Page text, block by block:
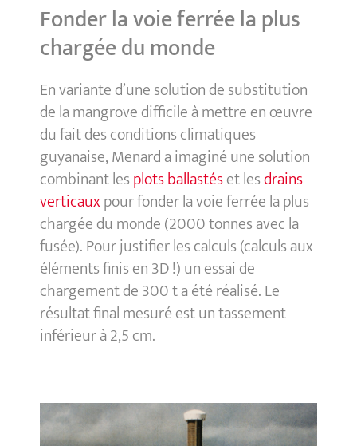
Fonder la voie ferrée la plus
chargée du monde
En variante d’une solution de substitution
de la mangrove difficile à mettre en œuvre
du fait des conditions climatiques
guyanaise, Menard a imaginé une solution
combinant lesplots ballastéset lesdrains
verticauxpour fonder la voie ferrée la plus
chargée du monde (2000 tonnes avec la
fusée). Pour justifier les calculs (calculs aux
éléments finis en 3D !) un essai de
chargement de 300 t a été réalisé. Le
résultat final mesuré est un tassement
inférieur à 2,5 cm.